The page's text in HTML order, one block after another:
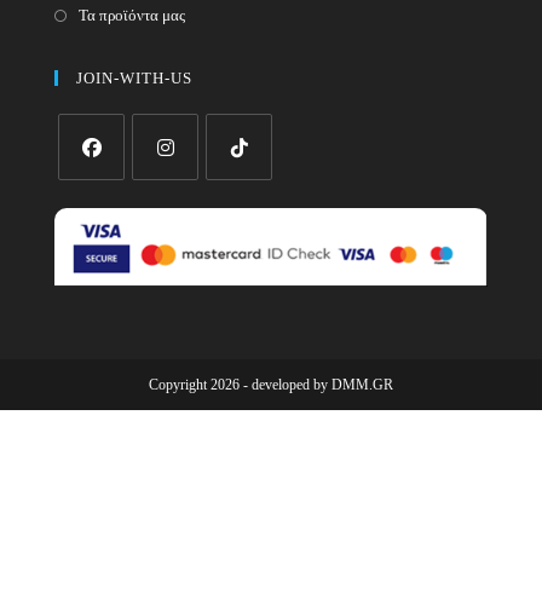
Τα προϊόντα μας
JOIN-WITH-US
new
new
a
new
Copyright 2026 - developed by DMM.GR